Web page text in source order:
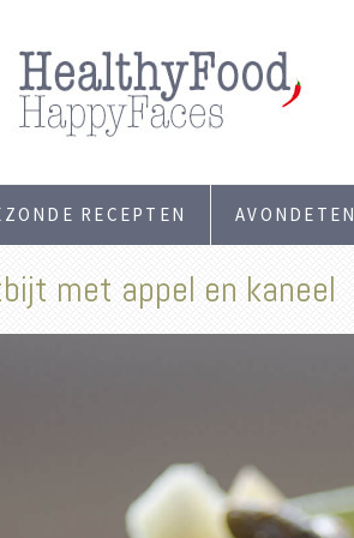
RECEPTEN AVONDETEN
met appel en kaneel